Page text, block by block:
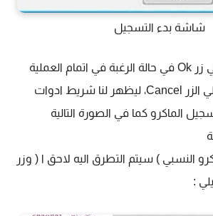
شاشة بدء التسجيل
ثم نقوم بالضغط علي زر Ok في حالة الرغبة في اتمام العملية
والغاؤها بالضغط علي الزر Cancel، ليظهر لنا شريط ادوات
الماكرو كما في الصورة التالية
النسبي ) سيتم التطرق اليه لاحق ا ( وزر
: